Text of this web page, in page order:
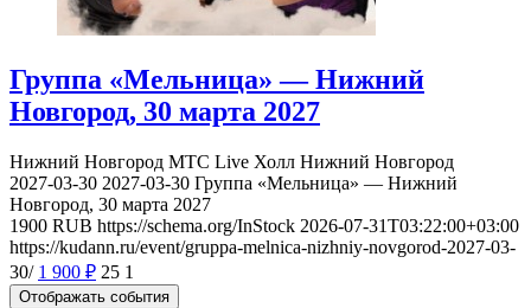
Группа «Мельница» — Нижний
Новгород, 30 марта 2027
Нижний Новгород МТС Live Холл Нижний Новгород
2027-03-30 2027-03-30 Группа «Мельница» — Нижний
Новгород, 30 марта 2027
1900 RUB https://schema.org/InStock 2026-07-31T03:22:00+03:00
https://kudann.ru/event/gruppa-melnica-nizhniy-novgorod-2027-03-
30/ 1 900 ₽ 25 1
Отображать события